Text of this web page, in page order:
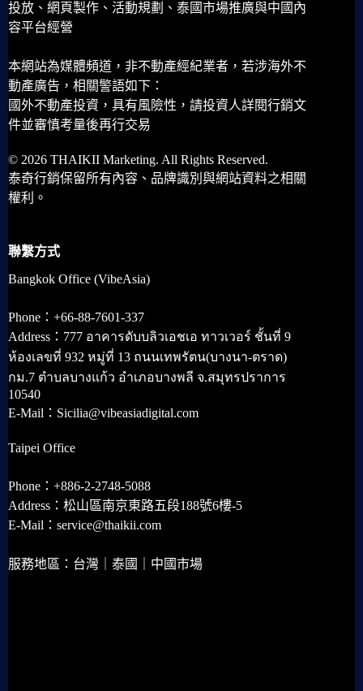
投放、網頁製作、活動規劃、泰國市場推廣與中國內
容平台經營
本網站為媒體頻道，非不動產經紀業者，若涉海外不
動產廣告，相關警語如下：
國外不動產投資，具有風險性，請投資人詳閱行銷文
件並審慎考量後再行交易
© 2026 THAIKII Marketing. All Rights Reserved.
泰奇行銷保留所有內容、品牌識別與網站資料之相關
權利。
聯繫方式
Bangkok Office (VibeAsia)
Phone：+66-88-7601-337
Address：777 อาคารดับบลิวเอชเอ ทาวเวอร์ ชั้นที่ 9
ห้องเลขที่ 932 หมู่ที่ 13 ถนนเทพรัตน(บางนา-ตราด)
กม.7 ตำบลบางแก้ว อำเภอบางพลี จ.สมุทรปราการ
10540
E-Mail：Sicilia@vibeasiadigital.com
Taipei Office
Phone：+886-2-2748-5088
Address：松山區南京東路五段188號6樓-5
E-Mail：service@thaikii.com
服務地區：台灣｜泰國｜中國市場